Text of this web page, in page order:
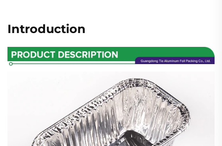
Introduction